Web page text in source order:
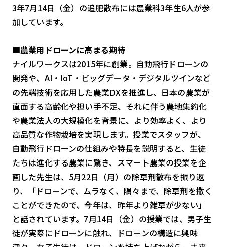
SaaS
AI
おすすめ
SIM
スマホ
リセット
検索する
3年7月14日（金）の追肥散布には農業科3年生6人が参
加しています。
■農業用ドローンに高まる期待
ナイルワークスは2015年に創業。自動飛行ドローンの
開発や、AI・IoT・ビッグデータ・デジタルツインなど
の先端技術を応用した農業DXを推進し、日本の農業が
直面する高齢化や担い手不足、それに伴う農地集約化
や農業法人の大規模化を背景に、より効率よく、より
高品質な作物栽培を実現します。授業でスタッフが、
自動飛行ドローンの仕組みや特長を説明すると、生徒
たちは進化する農業に驚き、スマート農業の授業を企
画した先生は、5月22日（月）の除草剤散布を振り返
り、「ドローンで、ムラなく、隅々まで、除草剤を撒く
ことができたので、今年は、昨年より雑草が少ない」
と話されています。7月14日（金）の授業では、男子生
徒が実際にドローンに触れ、ドローンの構造に興味